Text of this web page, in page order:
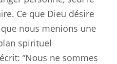
Ce que Dieu désire
nous menions une
spirituel
“Nous ne sommes